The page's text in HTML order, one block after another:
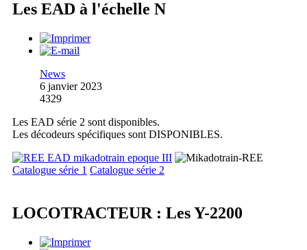
Les EAD à l'échelle N
News
6 janvier 2023
4329
Les EAD série 2 sont disponibles.
Les décodeurs spécifiques sont DISPONIBLES.
Catalogue série 1 Catalogue série 2
LOCOTRACTEUR : Les Y-2200